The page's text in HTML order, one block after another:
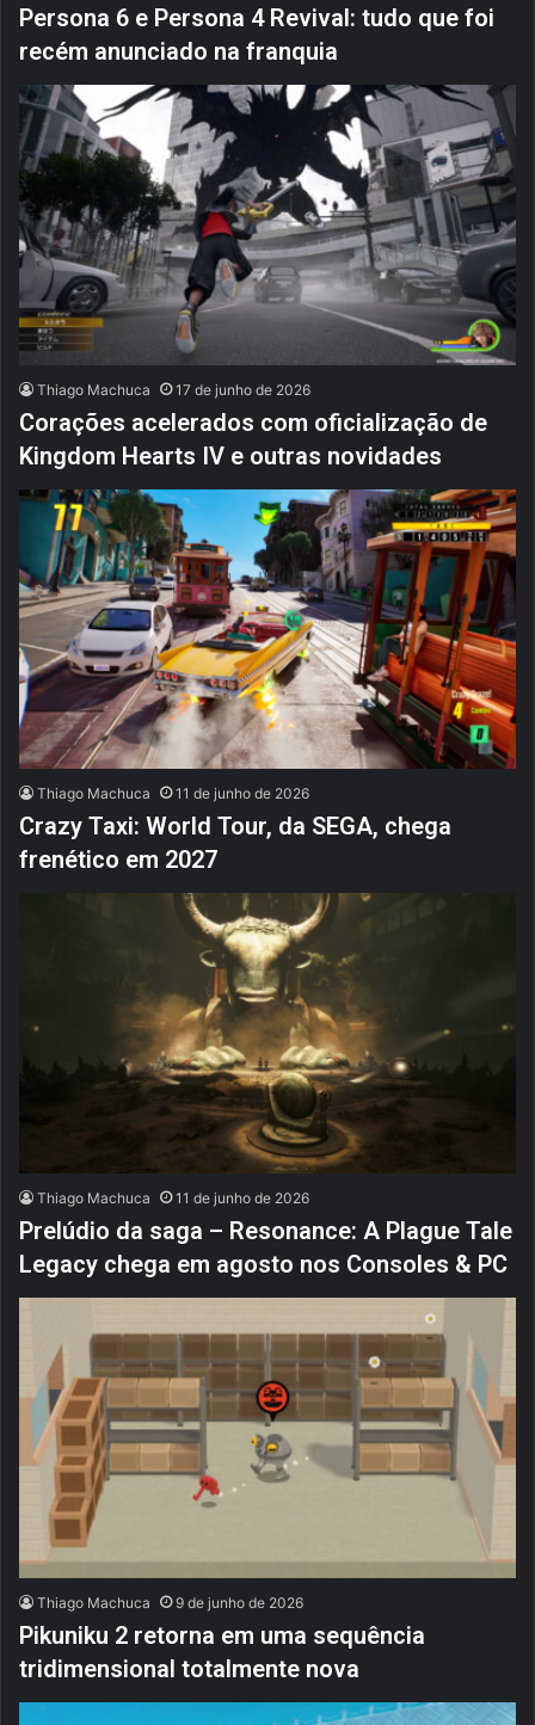
Persona 6 e Persona 4 Revival: tudo que foi
recém anunciado na franquia
Thiago Machuca 17 de junho de 2026
Corações acelerados com oficialização de
Kingdom Hearts IV e outras novidades
Thiago Machuca 11 de junho de 2026
Crazy Taxi: World Tour, da SEGA, chega
frenético em 2027
Thiago Machuca 11 de junho de 2026
Prelúdio da saga – Resonance: A Plague Tale
Legacy chega em agosto nos Consoles & PC
Thiago Machuca 9 de junho de 2026
Pikuniku 2 retorna em uma sequência
tridimensional totalmente nova